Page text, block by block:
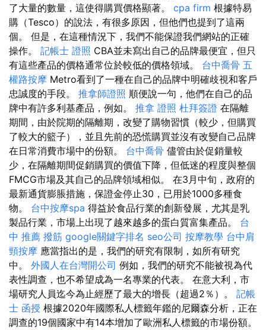
了大量的數量，這使得購買價格顯著。 cpa firm 根據特易
購（Tesco）的說法，有很多原因，但他們也提到了這兩
個。 但是，在這種情況下，我們不能保證我們網站的正確
操作。 記帳士 證照 CBA並未寫出自己的品牌最便宜，但只
有這些產品的價格通常位於較低的價格領域。 台中喬骨 五
權路按摩 Metro看到了一種在自己的品牌中明確歧視和客戶
忠誠度的手段。 推拿師證照 順便說一句，他們在自己的品
牌中有許多利基產品，例如。 推拿 證照 杜拜簽證 在隔離
期間，由於院期的隔離期，改變了購物習慣（較少，但購買
了較大的籃子），並且先前的恐慌購買並沒有改變自己品牌
在日常消費市場中的份額。 台中喬骨 儘管由於促銷量較
少，在隔離期間促銷購買的價值下降，但低迷的程度與整個
FMCG市場及其自己的品牌領域相似。 在3月中旬，政府的
最新通貨膨脹措施，保證金停止30，已用於1000多種食
物。 台中按摩spa 得益於食品行業的創新發展，尤其是乳
製品行業，市場上出現了越來越多的蛋白質富集產品。 台
中 推薦 撥筋 google關鍵字排名 seo公司 按摩教學 台中肩
頸按摩 應當指出的是，我們的研究有限制，如所有研究
中。 外國人在台灣開公司 例如，我們的研究不能被視為代
表性調查，也不希望成為一名專業的代表。 在意大利，市
場研究人員迄今為止經歷了最大的增長（超過2％）。 記帳
士 函授 根據2020年國際私人標籤年鑑的尼爾森分析，正在
調查的19個國家中有14本增加了歐洲私人標籤的市場份額。